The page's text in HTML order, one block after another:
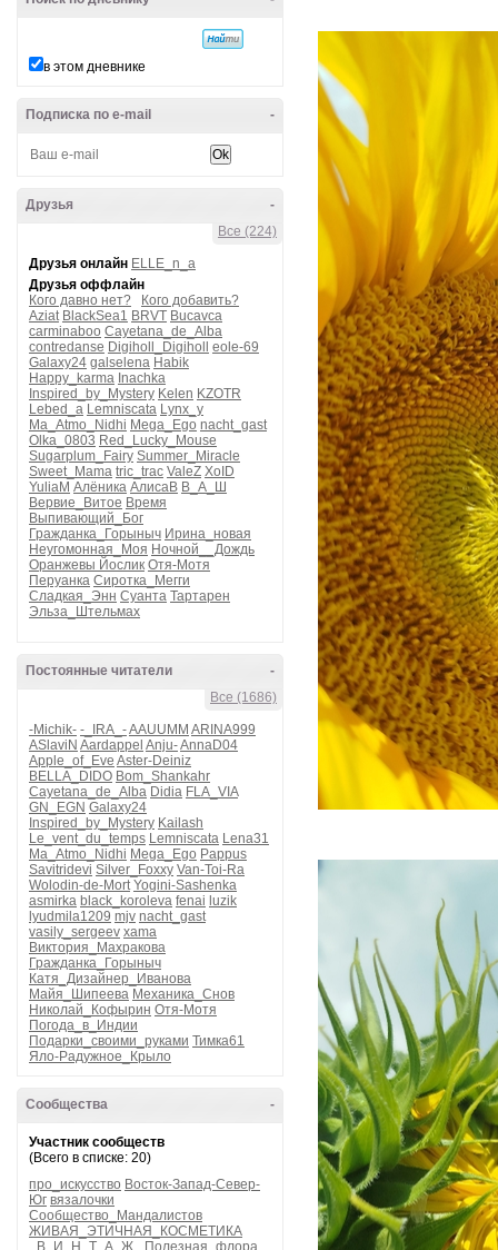
в этом дневнике
-
Подписка по e-mail
-
Друзья
Все (224)
Друзья онлайн ELLE_n_a
Друзья оффлайн
Кого давно нет?
Кого добавить?
Aziat BlackSea1 BRVT Bucavca
carminaboo Cayetana_de_Alba
contredanse Digiholl_Digiholl
eole-69
Galaxy24 galselena Habik
Happy_karma Inachka
Inspired_by_Mystery Kelen KZOTR
Lebed_a Lemniscata Lynx_y
Ma_Atmo_Nidhi Mega_Ego nacht_gast
Olka_0803 Red_Lucky_Mouse
Sugarplum_Fairy Summer_Miracle
Sweet_Mama tric_trac ValeZ XoID
YuliaM Алёника АлисаВ В_А_Ш
Вервие_Витое Время
Выпивающий_Бог
Гражданка_Горыныч Ирина_новая
Неугомонная_Моя Ночной__Дождь
Оранжевы Йослик Отя-Мотя
Перуанка Сиротка_Мегги
Сладкая_Энн Суанта Тартарен
Эльза_Штельмах
-
Постоянные читатели
Все (1686)
-Michik- -_IRA_-AAUUMM ARINA999
ASlaviN Aardappel Anju-AnnaD04
Apple_of_Eve Aster-Deiniz
BELLA_DIDO Bom_Shankahr
Cayetana_de_Alba Didia FLA_VIA
GN_EGN Galaxy24
Inspired_by_Mystery Kailash
Le_vent_du_temps Lemniscata Lena31
Ma_Atmo_Nidhi Mega_Ego Pappus
Savitridevi Silver_Foxxy Van-Toi-Ra
Wolodin-de-Mort Yogini-Sashenka
asmirka black_koroleva fenai luzik
lyudmila1209 mjv nacht_gast
vasily_sergeev xama
Виктория_Махракова
Гражданка_Горыныч
Катя_Дизайнер_Иванова
Майя_Шипеева Механика_Снов
Николай_Кофырин Отя-Мотя
Погода_в_Индии
Подарки_своими_руками Тимка61
Яло-Радужное_Крыло
-
Сообщества
Участник сообществ
(Всего в списке: 20)
про_искусство Восток-Запад-Север-
Юг вязалочки
Сообщество_Мандалистов
ЖИВАЯ_ЭТИЧНАЯ_КОСМЕТИКА
_В_И_Н_Т_А_Ж_
Полезная_флора